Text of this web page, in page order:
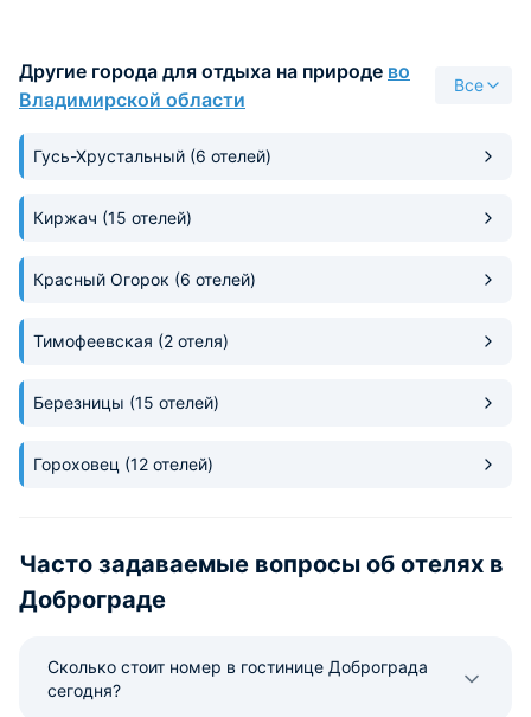
Другие города для отдыха на природе во
Владимирской области
Все
Гусь-Хрустальный (6 отелей)
Киржач (15 отелей)
Красный Огорок (6 отелей)
Тимофеевская (2 отеля)
Березницы (15 отелей)
Гороховец (12 отелей)
Часто задаваемые вопросы об отелях в
Доброграде
Сколько стоит номер в гостинице Доброграда
сегодня?